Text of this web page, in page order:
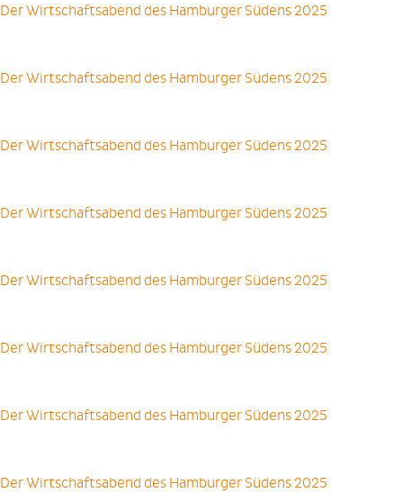
Der Wirtschaftsabend des Hamburger Südens 2025
Der Wirtschaftsabend des Hamburger Südens 2025
Der Wirtschaftsabend des Hamburger Südens 2025
Der Wirtschaftsabend des Hamburger Südens 2025
Der Wirtschaftsabend des Hamburger Südens 2025
Der Wirtschaftsabend des Hamburger Südens 2025
Der Wirtschaftsabend des Hamburger Südens 2025
Der Wirtschaftsabend des Hamburger Südens 2025